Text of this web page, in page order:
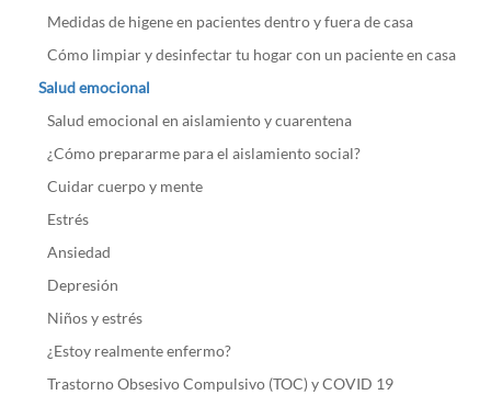
Medidas de higene en pacientes dentro y fuera de casa
Cómo limpiar y desinfectar tu hogar con un paciente en casa
Salud emocional
Salud emocional en aislamiento y cuarentena
¿Cómo prepararme para el aislamiento social?
Cuidar cuerpo y mente
Estrés
Ansiedad
Depresión
Niños y estrés
¿Estoy realmente enfermo?
Trastorno Obsesivo Compulsivo (TOC) y COVID 19